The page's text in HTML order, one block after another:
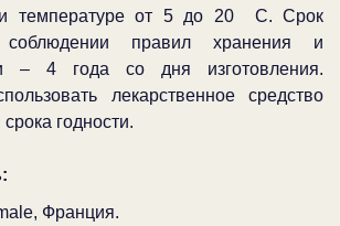
температуре от 5 до 20 С. Срок
соблюдении правил хранения и
– 4 года со дня изготовления.
лекарственное средство
годности.
Франция.